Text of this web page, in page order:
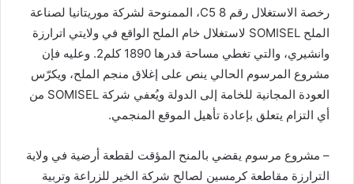
رخصة الاستغلال رقم 8 C5، الممنوحة لشركة موريتانيا لصناعة
الملح SOMISEL لاستغلال خام الملح الواقع في ولايتي اترارزة
وانشيري، والتي تغطي مساحة قدرها 1890 كلم2. وعليه فإن
مشروع المرسوم الحالي ينص على إغلاق منجم الملح، ويكرّس
العودة المجانية للخامة إلى الدولة ويُعفي شركة SOMISEL من
أي التزام يتعلق بإعادة تأهيل الموقع المنجمي.
– مشروع مرسوم يقضي بالمنح المؤقت لقطعة أرضية في ولاية
الترارزة مقاطعة كرمسين لصالح شركة الخير للزراعة وتربية